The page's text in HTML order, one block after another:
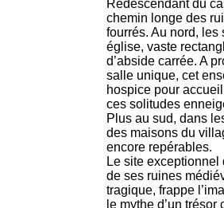
Redescendant du
chemin longe des
fourrés. Au nord, les
église, vaste
d’abside carrée. A
salle unique, cet
hospice pour
ces solitudes
Plus au sud, dans
des maisons du
encore repérables.
Le site
de ses ruines
tragique, frappe
le mythe d’un